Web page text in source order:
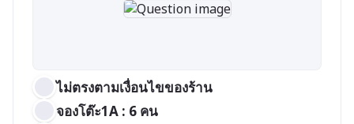
ไม่ตรงตามเงื่อนไขของร้าน
จองโต๊ะ1A : 6 คน